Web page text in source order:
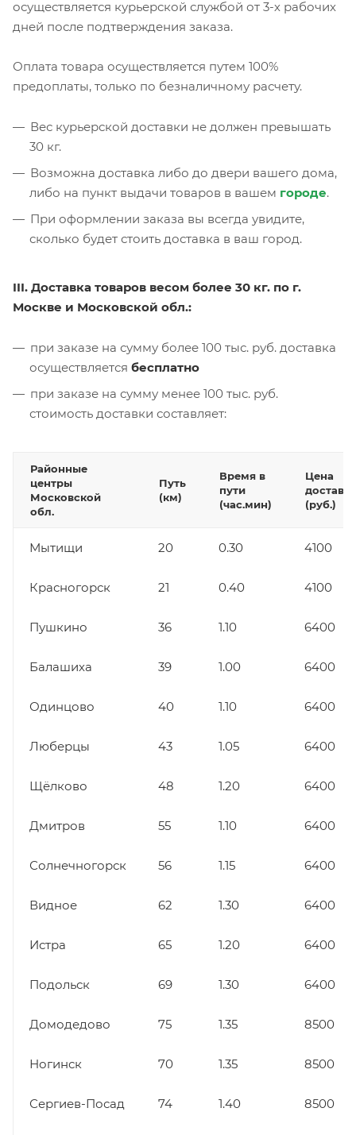
осуществляется курьерской службой от 3-х рабочих
дней после подтверждения заказа.
Оплата товара осуществляется путем 100%
предоплаты, только по безналичному расчету.
Вес курьерской доставки не должен превышать
30 кг.
Возможна доставка либо до двери вашего дома,
либо на пункт выдачи товаров в вашем городе.
При оформлении заказа вы всегда увидите,
сколько будет стоить доставка в ваш город.
III. Доставка товаров весом более 30 кг. по г.
Москве и Московской обл.:
при заказе на сумму более 100 тыс. руб. доставка
осуществляется бесплатно
при заказе на сумму менее 100 тыс. руб.
стоимость доставки составляет:
Районные
центры
Московской
обл.
Путь
(км)
Время в
пути
(час.мин)
Цена
(руб.)
Мытищи 20 0.30 4100
Красногорск 21 0.40 4100
Пушкино 36 1.10 6400
Балашиха 39 1.00 6400
Одинцово 40 1.10 6400
Люберцы 43 1.05 6400
Щёлково 48 1.20 6400
Дмитров 55 1.10 6400
Солнечногорск 56 1.15 6400
Видное 62 1.30 6400
Истра 65 1.20 6400
Подольск 69 1.30 6400
Домодедово 75 1.35 8500
Ногинск 70 1.35 8500
Сергиев-Посад 74 1.40 8500